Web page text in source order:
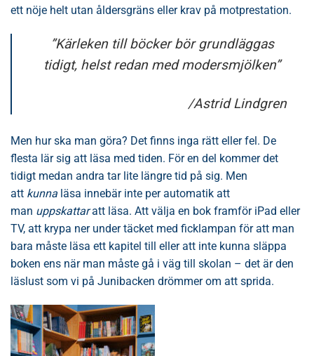
ett nöje helt utan åldersgräns eller krav på motprestation.
”Kärleken till böcker bör grundläggas
tidigt, helst redan med modersmjölken”
/Astrid Lindgren
Men hur ska man göra? Det finns inga rätt eller fel. De
flesta lär sig att läsa med tiden. För en del kommer det
tidigt medan andra tar lite längre tid på sig. Men
att kunna läsa innebär inte per automatik att
man uppskattar att läsa. Att välja en bok framför iPad eller
TV, att krypa ner under täcket med ficklampan för att man
bara måste läsa ett kapitel till eller att inte kunna släppa
boken ens när man måste gå i väg till skolan – det är den
läslust som vi på Junibacken drömmer om att sprida.